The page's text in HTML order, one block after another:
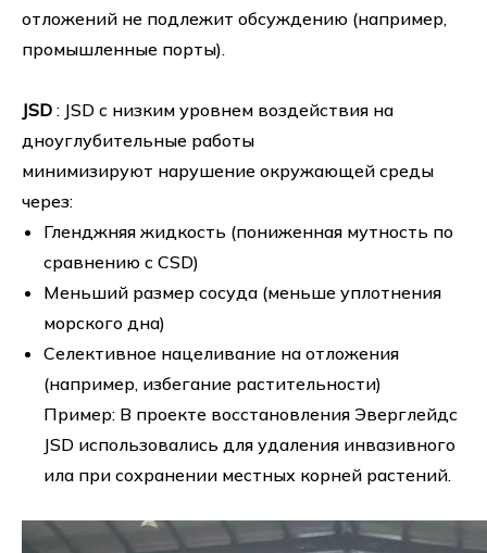
отложений не подлежит обсуждению (например,
промышленные порты).
JSD : JSD с низким уровнем воздействия на
дноуглубительные работы
минимизируют нарушение окружающей среды
через:
Гленджняя жидкость (пониженная мутность по
сравнению с CSD)
Меньший размер сосуда (меньше уплотнения
морского дна)
Селективное нацеливание на отложения
(например, избегание растительности)
Пример: В проекте восстановления Эверглейдс
JSD использовались для удаления инвазивного
ила при сохранении местных корней растений.